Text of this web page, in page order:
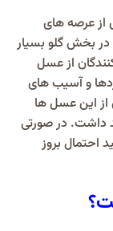
از عرصه‌ های
بخش گلو بسیار
از عسل
و آسیب ‌های
از این عسل‌ ها
داشت. در صورتی
احتمال بروز